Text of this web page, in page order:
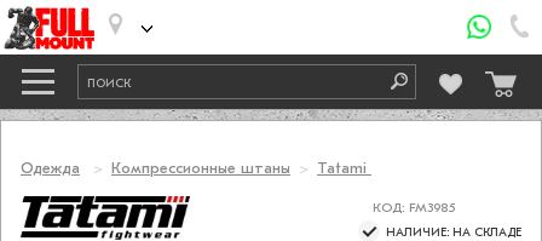
Одежда Компрессионные штаны Tatami
КОД: FM3985
НАЛИЧИЕ: НА СКЛАДЕ